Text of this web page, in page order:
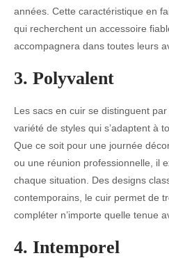
années. Cette caractéristique en
qui recherchent un accessoire
accompagnera dans toutes leurs
3. Polyvalent
Les sacs en cuir se distinguent
variété de styles qui s’adaptent à
Que ce soit pour une journée
ou une réunion professionnelle, il
chaque situation. Des designs
contemporains, le cuir permet de
compléter n’importe quelle tenue
4. Intemporel